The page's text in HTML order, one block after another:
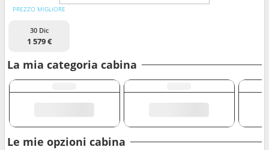
PREZZO MIGLIORE
30 Dic
1 579 €
La mia categoria cabina
Le mie opzioni cabina